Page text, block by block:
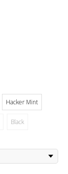
Hacker Mint
Black